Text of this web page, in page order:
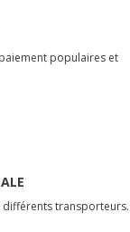
populaires et
transporteurs.